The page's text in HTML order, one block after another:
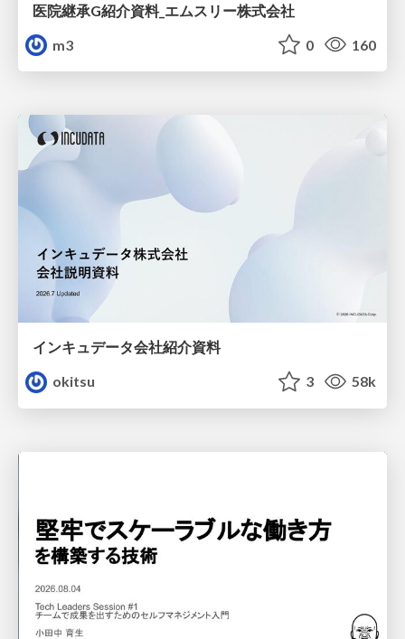
医院継承G紹介資料_エムスリー株式会社
m3
0 160
インキュデータ会社紹介資料
okitsu
3 58k